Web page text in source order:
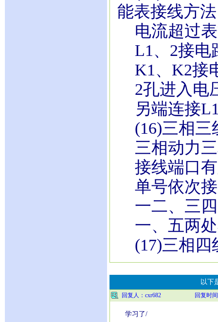
能表接线方法
电流超过表
L1、2接电
K1、K2接
2孔进入电
另端连接
(16)三相三
三相动力三
接线端口有
单号依次接
一二、三四
一、五两处
(17)三相四
以下
回复人：cxr682 回复时
学习了/